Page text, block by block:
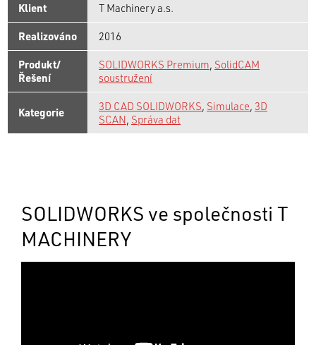
Klient
T Machinery a.s.
Realizováno
2016
Produkt/
Řešení
SOLIDWORKS Premium, SolidCAM
soustružení
Kategorie 3D CAD SOLIDWORKS, Simulace, 3D
SCAN, Správa dat
SOLIDWORKS ve společnosti T
MACHINERY